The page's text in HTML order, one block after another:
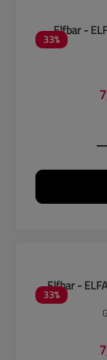
33%
Elfbar -
33%
Elfbar -